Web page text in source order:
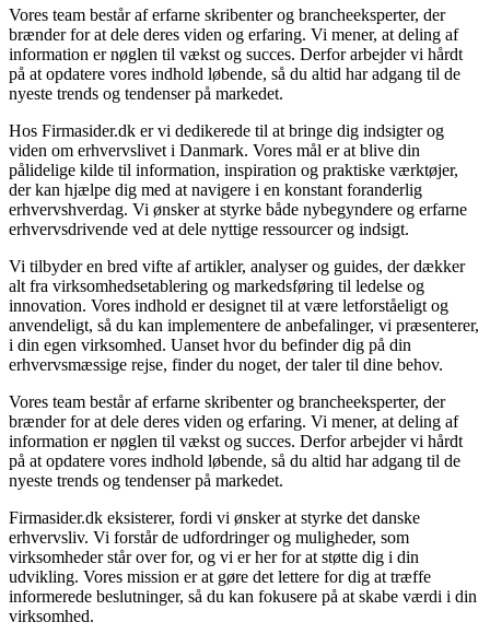
Vores team består af erfarne skribenter og brancheeksperter, der
brænder for at dele deres viden og erfaring. Vi mener, at deling af
information er nøglen til vækst og succes. Derfor arbejder vi hårdt
på at opdatere vores indhold løbende, så du altid har adgang til de
nyeste trends og tendenser på markedet.
Hos Firmasider.dk er vi dedikerede til at bringe dig indsigter og
viden om erhvervslivet i Danmark. Vores mål er at blive din
pålidelige kilde til information, inspiration og praktiske værktøjer,
der kan hjælpe dig med at navigere i en konstant foranderlig
erhvervshverdag. Vi ønsker at styrke både nybegyndere og erfarne
erhvervsdrivende ved at dele nyttige ressourcer og indsigt.
Vi tilbyder en bred vifte af artikler, analyser og guides, der dækker
alt fra virksomhedsetablering og markedsføring til ledelse og
innovation. Vores indhold er designet til at være letforståeligt og
anvendeligt, så du kan implementere de anbefalinger, vi præsenterer,
i din egen virksomhed. Uanset hvor du befinder dig på din
erhvervsmæssige rejse, finder du noget, der taler til dine behov.
Vores team består af erfarne skribenter og brancheeksperter, der
brænder for at dele deres viden og erfaring. Vi mener, at deling af
information er nøglen til vækst og succes. Derfor arbejder vi hårdt
på at opdatere vores indhold løbende, så du altid har adgang til de
nyeste trends og tendenser på markedet.
Firmasider.dk eksisterer, fordi vi ønsker at styrke det danske
erhvervsliv. Vi forstår de udfordringer og muligheder, som
virksomheder står over for, og vi er her for at støtte dig i din
udvikling. Vores mission er at gøre det lettere for dig at træffe
informerede beslutninger, så du kan fokusere på at skabe værdi i din
virksomhed.